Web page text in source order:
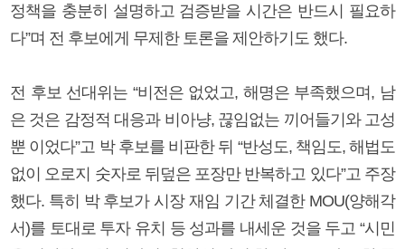
정책을 충분히 설명하고 검증받을 시간은 반드시 필요하
다”며 전 후보에게 무제한 토론을 제안하기도 했다.
전 후보 선대위는 “비전은 없었고, 해명은 부족했으며, 남
은 것은 감정적 대응과 비아냥, 끊임없는 끼어들기와 고성
뿐 이었다”고 박 후보를 비판한 뒤 “반성도, 책임도, 해법도
없이 오로지 숫자로 뒤덮은 포장만 반복하고 있다”고 주장
했다. 특히 박 후보가 시장 재임 기간 체결한 MOU(양해각
서)를 토대로 투자 유치 등 성과를 내세운 것을 두고 “시민